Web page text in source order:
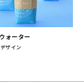
ォーター
ザイン